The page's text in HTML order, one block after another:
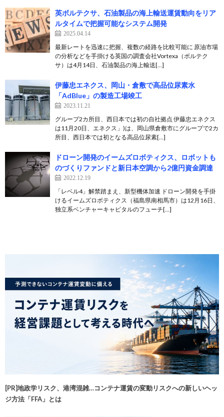
英ボルテクサ、石油製品の海上輸送運賃動向をリア
ルタイムで把握可能なシステム開発
2025.04.14
最新レートを迅速に把握、複数の経路を比較可能に 原油市場
の分析などを手掛ける英国の調査会社Vortexa（ボルテク
サ）は4月14日、石油製品の海上輸送[…]
伊藤忠エネクス、岡山・倉敷で高品位尿素水
「AdBlue」の製造工場竣工
2023.11.21
グループ2カ所目、西日本では初の自社拠点 伊藤忠エネクス
は11月20日、エネクス」)は、岡山県倉敷市にグループで2カ
所目、西日本では初となる高品位尿素[…]
ドローン開発のイームズロボティクス、ロボットも
のづくりファンドと新日本空調から2億円資金調達
2022.12.19
「レベル4」解禁踏まえ、新型機体加速 ドローン開発を手掛
けるイームズロボティクス（福島県南相馬市）は12月16日、
独立系ベンチャーキャピタルのフューチ[…]
[PR]地政学リスク、港湾混雑…コンテナ運賃の変動リスクへの新しいヘッ
ジ方法「FFA」とは